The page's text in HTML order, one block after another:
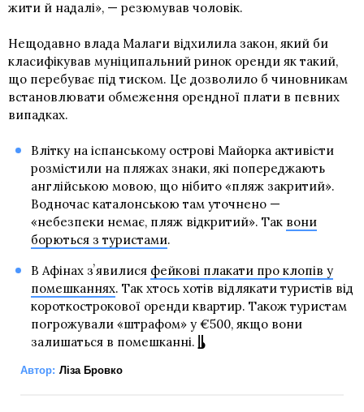
жити й надалі», — резюмував чоловік.
Нещодавно влада Малаги відхилила закон, який би
класифікував муніципальний ринок оренди як такий,
що перебуває під тиском. Це дозволило б чиновникам
встановлювати обмеження орендної плати в певних
випадках.
Влітку на іспанському острові Майорка активісти
розмістили на пляжах знаки, які попереджають
англійською мовою, що нібито «пляж закритий».
Водночас каталонською там уточнено —
«небезпеки немає, пляж відкритий». Так вони
борються з туристами.
В Афінах зʼявилися фейкові плакати про клопів у
помешканнях. Так хтось хотів відлякати туристів від
короткострокової оренди квартир. Також туристам
погрожували «штрафом» у €500, якщо вони
залишаться в помешканні.
Автор: Ліза Бровко